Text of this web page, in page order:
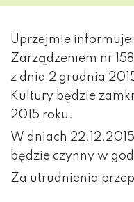
Uprzejmie
Zarządzeniem nr
z dnia 2 grudnia
Kultury będzie
2015 roku.
W dniach
będzie czynny w
Za utrudnienia